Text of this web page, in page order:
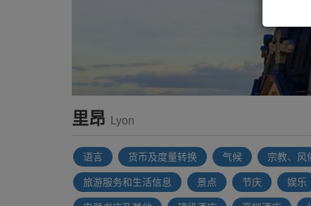
里昂 Lyon
语言 货币及度量转换 气候 宗教、风
旅游服务和生活信息 景点 节庆 娱乐